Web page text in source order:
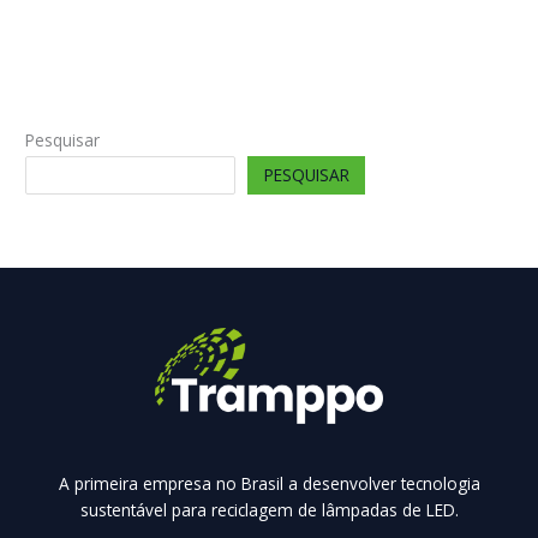
Pesquisar
PESQUISAR
A primeira empresa no Brasil a desenvolver tecnologia
sustentável para reciclagem de lâmpadas de LED.